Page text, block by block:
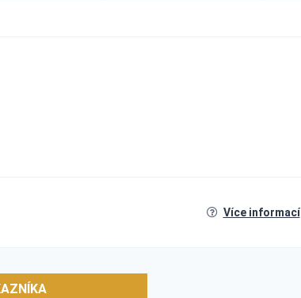
Více informací